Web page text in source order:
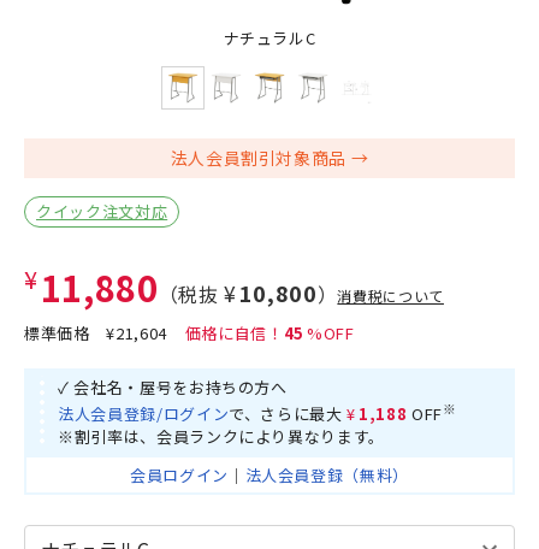
ナチュラルC
法人会員割引対象商品
クイック注文対応
¥11,880 （税抜 ¥10,800）消費税について
標準価格¥21,604 45
✓ 会社名・屋号をお持ちの方へ
法人会員登録/ログインで、さらに最大 ¥1,188 OFF※
※割引率は、会員ランクにより異なります。
会員ログイン ｜ 法人会員登録（無料）